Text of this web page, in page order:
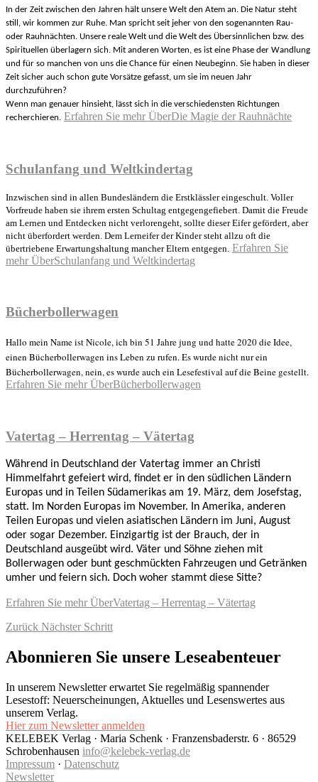
In der Zeit zwischen den Jahren hält unsere Welt den Atem an. Die Natur steht
still, wir kommen zur Ruhe. Man spricht seit jeher von den sogenannten Rau-
oder Rauhnächten. Unsere reale Welt und die Welt des Übersinnlichen bzw. des
Spirituellen überlagern sich. Mit anderen Worten, es ist eine Phase der Wandlung
und für so manchen von uns die Chance für einen Neubeginn. Sie haben in dieser
Zeit sicher auch schon gute Vorsätze gefasst, um sie im neuen Jahr
durchzuführen?
Wenn man genauer hinsieht, lässt sich in die verschiedensten Richtungen
recherchieren. Erfahren Sie mehr ÜberDie Magie der Rauhnächte
Schulanfang und Weltkindertag
Inzwischen sind in allen Bundesländern die Erstklässler eingeschult. Voller
Vorfreude haben sie ihrem ersten Schultag entgegengefiebert. Damit die Freude
am Lernen und Entdecken nicht verlorengeht, sollte dieser Eifer gefördert, aber
nicht überfordert werden. Dem Lerneifer der Kinder steht allzu oft die
übertriebene Erwartungshaltung mancher Eltern entgegen. Erfahren Sie
mehr ÜberSchulanfang und Weltkindertag
Bücherbollerwagen
Hallo mein Name ist Nicole, ich bin 51 Jahre jung und hatte 2020 die Idee,
einen Bücherbollerwagen ins Leben zu rufen. Es wurde nicht nur ein
Bücherbollerwagen, nein, es wurde auch ein Lesefestival auf die Beine gestellt.
Erfahren Sie mehr ÜberBücherbollerwagen
Vatertag – Herrentag – Vätertag
Während in Deutschland der Vatertag immer an Christi
Himmelfahrt gefeiert wird, findet er in den südlichen Ländern
Europas und in Teilen Südamerikas am 19. März, dem Josefstag,
statt. Im Norden Europas im November. In Amerika, anderen
Teilen Europas und vielen asiatischen Ländern im Juni, August
oder sogar Dezember. Einzigartig ist der Brauch, der in
Deutschland ausgeübt wird. Väter und Söhne ziehen mit
Bollerwagen oder bunt geschmückten Fahrzeugen und Getränken
umher und feiern sich. Doch woher stammt diese Sitte?
Erfahren Sie mehr ÜberVatertag – Herrentag – Vätertag
Zurück Nächster Schritt
Abonnieren Sie unsere Leseabenteuer
In unserem Newsletter erwartet Sie regelmäßig spannender
Lesestoff: Neuerscheinungen, Aktuelles und Lesenswertes aus
unserem Verlag.
Hier zum Newsletter anmelden
KELEBEK Verlag · Maria Schenk · Franzensbaderstr. 6 · 86529
Schrobenhausen info@kelebek-verlag.de
Impressum · Datenschutz
Newsletter